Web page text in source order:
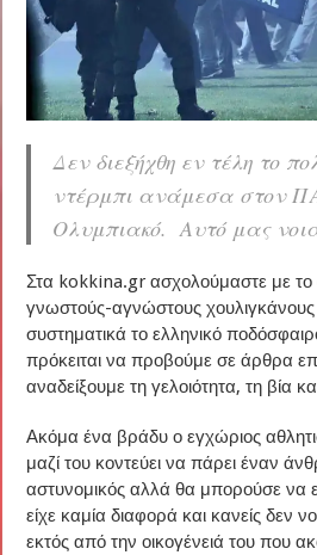
Δεν διεξήχθη εν τέλη το
ντέρμπι ανάμεσα στον
Ολυμπιακό. Αυτό μας
Στα kokkina.gr ασχολούμαστε με το
γνωστούς-αγνώστους
συστηματικά το ελληνικό
πρόκειται να προβούμε σε άρθρα
αναδείξουμε τη γελοιότητα, τη βία
Ακόμα ένα βράδυ ο εγχώριος
μαζί του κοντεύει να πάρει έναν
αστυνομικός αλλά θα μπορούσε να
είχε καμία διαφορά και κανείς δεν
εκτός από την οικογένειά του που